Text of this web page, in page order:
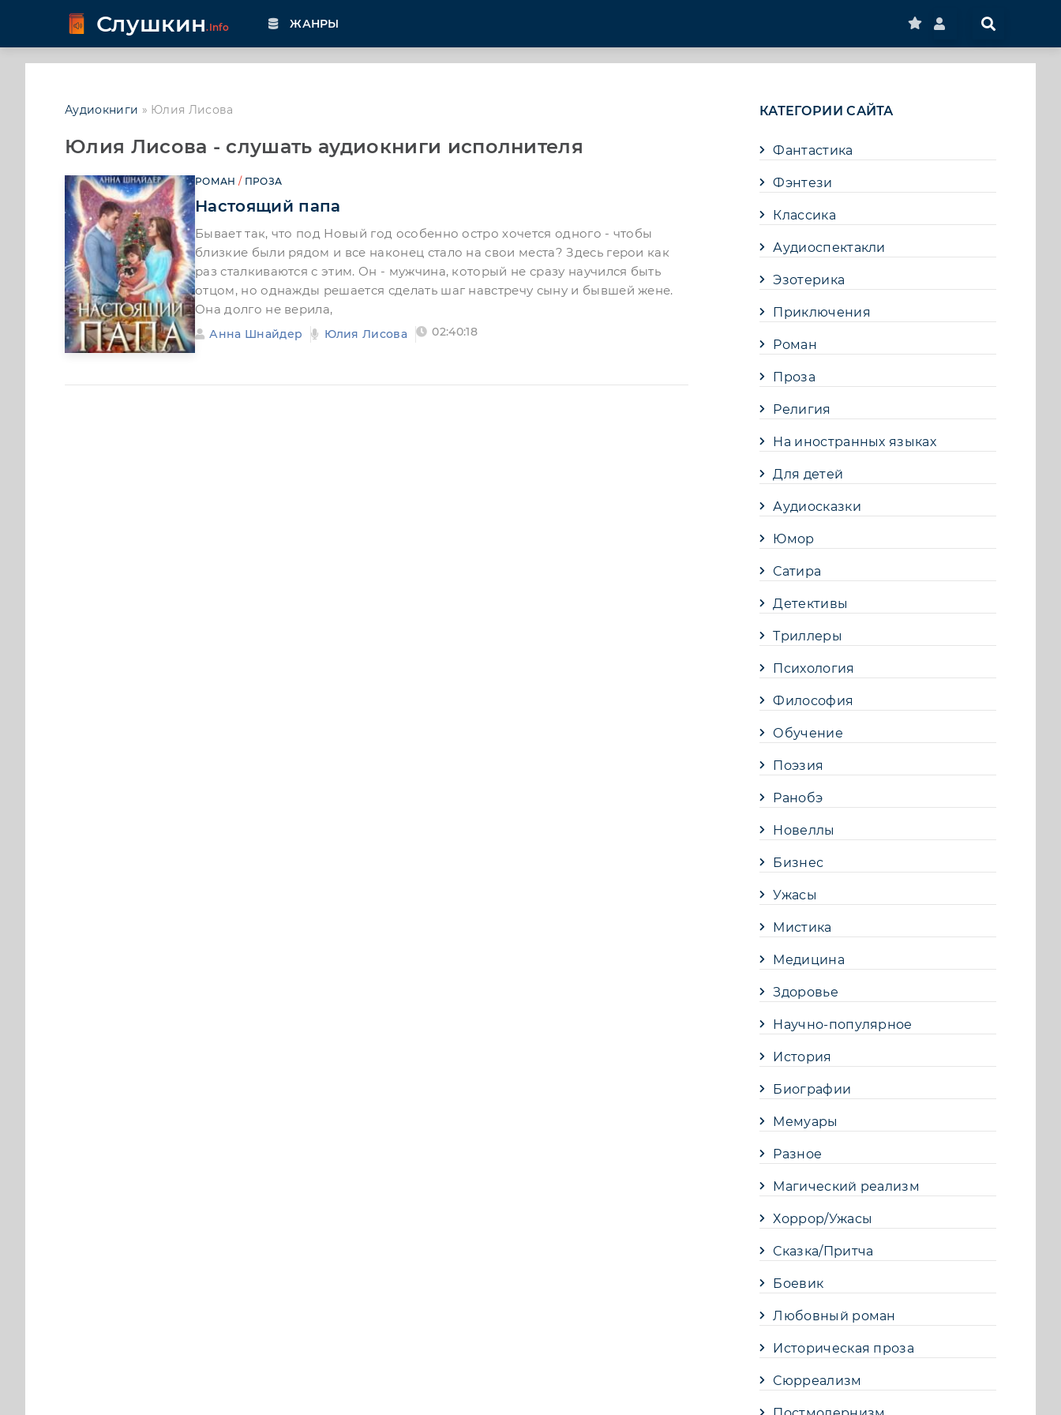
Слушкин.Info ЖАНРЫ
Аудиокниги » Юлия Лисова
Юлия Лисова - слушать аудиокниги исполнителя
РОМАН / ПРОЗА
Настоящий папа
Бывает так, что под Новый год особенно остро хочется одного - чтобы
близкие были рядом и все наконец стало на свои места? Здесь герои как
раз сталкиваются с этим. Он - мужчина, который не сразу научился быть
отцом, но однажды решается сделать шаг навстречу сыну и бывшей жене.
Она долго не верила,
Анна Шнайдер Юлия Лисова 02:40:18
КАТЕГОРИИ САЙТА
Фантастика
Фэнтези
Классика
Аудиоспектакли
Эзотерика
Приключения
Роман
Проза
Религия
На иностранных языках
Для детей
Аудиосказки
Юмор
Сатира
Детективы
Триллеры
Психология
Философия
Обучение
Поэзия
Ранобэ
Новеллы
Бизнес
Ужасы
Мистика
Медицина
Здоровье
Научно-популярное
История
Биографии
Мемуары
Разное
Магический реализм
Хоррор/Ужасы
Сказка/Притча
Боевик
Любовный роман
Историческая проза
Сюрреализм